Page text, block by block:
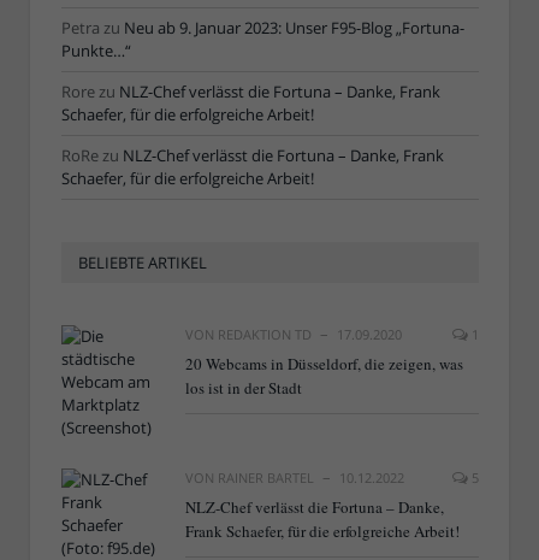
Petra zu Neu ab 9. Januar 2023: Unser F95-Blog „Fortuna-
Punkte…“
Rorezu NLZ-Chef verlässt die Fortuna – Danke, Frank
Schaefer, für die erfolgreiche Arbeit!
RoRezu NLZ-Chef verlässt die Fortuna – Danke, Frank
Schaefer, für die erfolgreiche Arbeit!
BELIEBTE ARTIKEL
VON REDAKTION TD 17.09.2020 1
20 Webcams in Düsseldorf, die zeigen, was
los ist in der Stadt
VON RAINER BARTEL 10.12.2022 5
NLZ-Chef verlässt die Fortuna – Danke,
Frank Schaefer, für die erfolgreiche Arbeit!